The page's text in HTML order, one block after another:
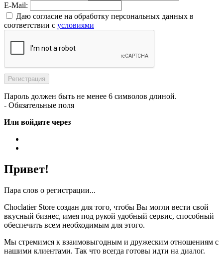
E-Mail:
Даю согласие на обработку персональных данных в
соответствии с условиями
Пароль должен быть не менее 6 символов длиной.
- Обязательные поля
Или войдите через
Привет!
Пара слов о регистрации...
Choclatier Store создан для того, чтобы Вы могли вести свой
вкусный бизнес, имея под рукой удобный сервис, способный
обеспечить всем необходимым для этого.
Мы стремимся к взаимовыгодным и дружеским отношениям с
нашими клиентами. Так что всегда готовы идти на диалог.